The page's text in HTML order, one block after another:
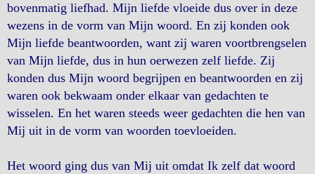
bovenmatig liefhad. Mijn liefde vloeide dus over in deze
wezens in de vorm van Mijn woord. En zij konden ook
Mijn liefde beantwoorden, want zij waren voortbrengselen
van Mijn liefde, dus in hun oerwezen zelf liefde. Zij
konden dus Mijn woord begrijpen en beantwoorden en zij
waren ook bekwaam onder elkaar van gedachten te
wisselen. En het waren steeds weer gedachten die hen van
Mij uit in de vorm van woorden toevloeiden.
Het woord ging dus van Mij uit omdat Ik zelf dat woord